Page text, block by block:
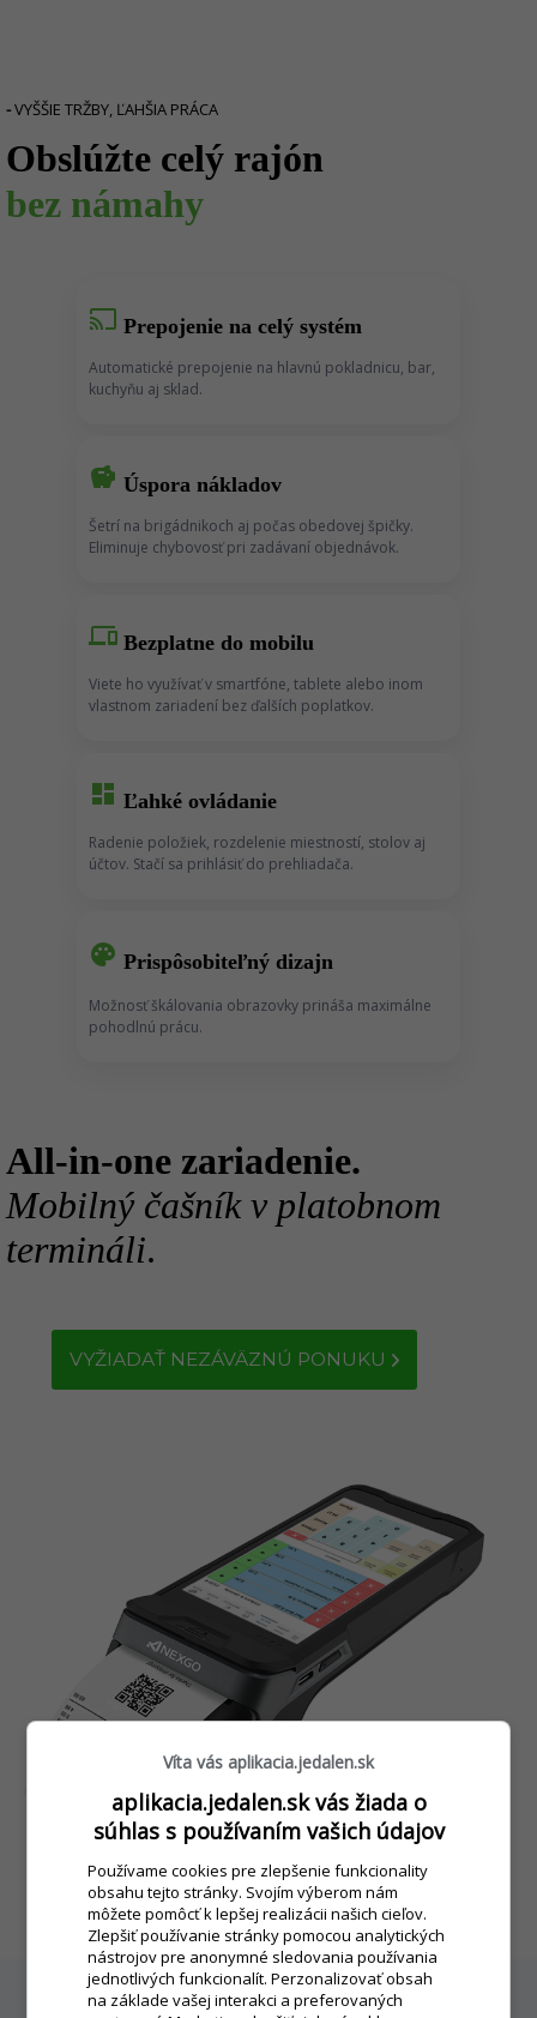
-VYŠŠIE TRŽBY, ĽAHŠIA PRÁCA
Obslúžte celý rajón
bez námahy
cast Prepojenie na celý systém
Automatické prepojenie na hlavnú pokladnicu, bar,
kuchyňu aj sklad.
savings Úspora nákladov
Šetrí na brigádnikoch aj počas obedovej špičky.
Eliminuje chybovosť pri zadávaní objednávok.
devices Bezplatne do mobilu
Viete ho využívať v smartfóne, tablete alebo inom
vlastnom zariadení bez ďalších poplatkov.
dashboard Ľahké ovládanie
Radenie položiek, rozdelenie miestností, stolov aj
účtov. Stačí sa prihlásiť do prehliadača.
palette Prispôsobiteľný dizajn
Možnosť škálovania obrazovky prináša maximálne
pohodlnú prácu.
All-in-one zariadenie.
Mobilný čašník v platobnom
termináli.
VYŽIADAŤ NEZÁVÄZNÚ PONUKU
Víta vás aplikacia.jedalen.sk
aplikacia.jedalen.sk vás žiada o
súhlas s používaním vašich údajov
Používame cookies pre zlepšenie funkcionality
obsahu tejto stránky. Svojím výberom nám
môžete pomôcť k lepšej realizácii našich cieľov.
Zlepšiť používanie stránky pomocou analytických
nástrojov pre anonymné sledovania používania
jednotlivých funkcionalít. Perzonalizovať obsah
na základe vašej interakci a preferovaných